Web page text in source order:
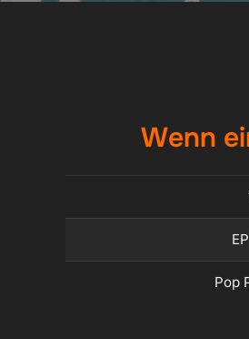
Wenn
Pop